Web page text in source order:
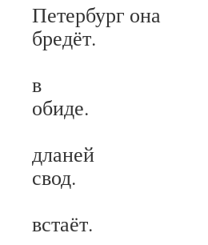
Петербург она
На век
в
дланей
Зарёю